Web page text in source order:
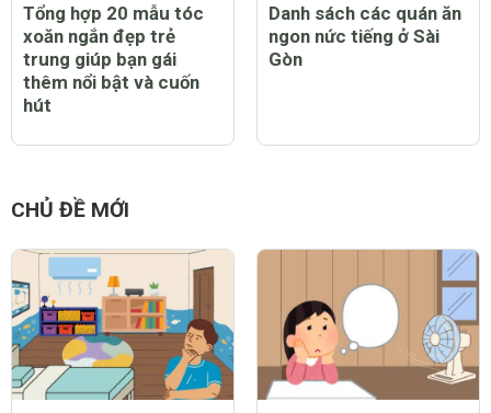
Tổng hợp 20 mẫu tóc
xoăn ngắn đẹp trẻ
trung giúp bạn gái
thêm nổi bật và cuốn
hút
Danh sách các quán ăn
ngon nức tiếng ở Sài
Gòn
CHỦ ĐỀ MỚI